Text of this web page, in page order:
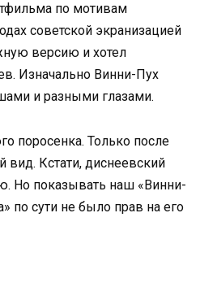
по мотивам
советской экранизацией
версию и хотел
Изначально Винни-Пух
и разными глазами.
поросенка. Только после
Кстати, диснеевский
Но показывать наш «Винни-
по сути не было прав на его